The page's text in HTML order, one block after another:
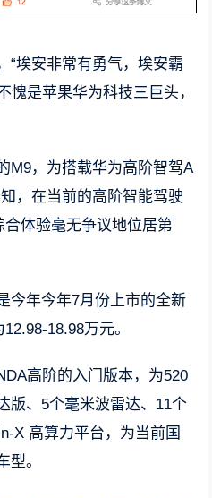
“埃安非常有勇气，埃安霸
愧是苹果华为科技三巨头，
M9，为搭载华为高阶智驾A
，在当前的高阶智能驾驶
合体验毫无争议地位居第
今年今年7月份上市的全新
18.98万元。
高阶的入门版本，为520
版、5个毫米波雷达、11个
X 高算力平台，为当前国
型。